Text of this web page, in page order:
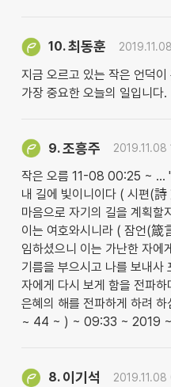
10.최동훈
지금 오르고 있는 작은 언덕
가장 중요한 오늘의 일입니다.
9.조흥주 2019.11.08
작은 오름 11-08 00:25 ~ …
내 길에 빛이니이다 ( 시편(
마음으로 자기의 길을 계획할
이는 여호와시니라 ( 잠언(
임하셨으니 이는 가난한 자에
기름을 부으시고 나를 보내사
자에게 다시 보게 함을 전파
은혜의 해를 전파하게 하려
~ 44 ~ ) ~ 09:33 ~ 2019 ~
8. 이기석 2019.11.08